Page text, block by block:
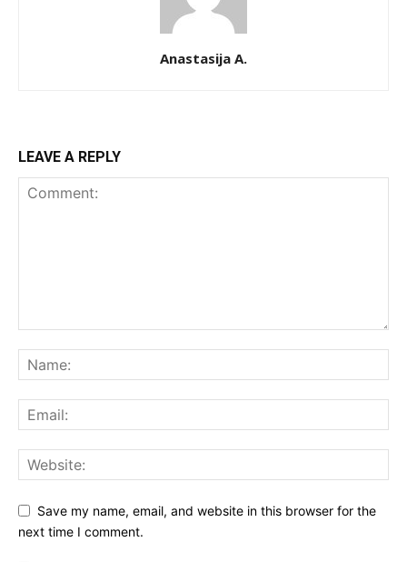
Anastasija A.
LEAVE A REPLY
Save my name, email, and website in this browser for the
next time I comment.